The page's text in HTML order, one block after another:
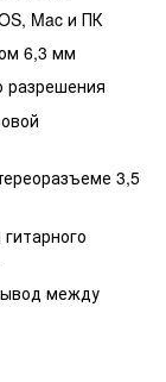
Mac и ПК
6,3 мм
разрешения
3,5
между